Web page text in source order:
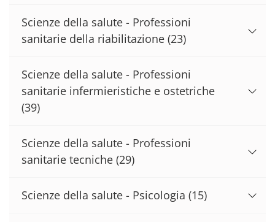
Scienze della salute - Professioni
sanitarie della riabilitazione (23)
Scienze della salute - Professioni
sanitarie infermieristiche e ostetriche
(39)
Scienze della salute - Professioni
sanitarie tecniche (29)
Scienze della salute - Psicologia (15)